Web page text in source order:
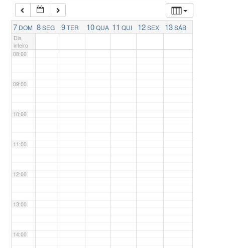
7 DOM 8SEG 9TER 10QUA 11 QUI 12SEX 13SÁB
Dia
inteiro
07:00
08:00
09:00
10:00
11:00
12:00
13:00
14:00